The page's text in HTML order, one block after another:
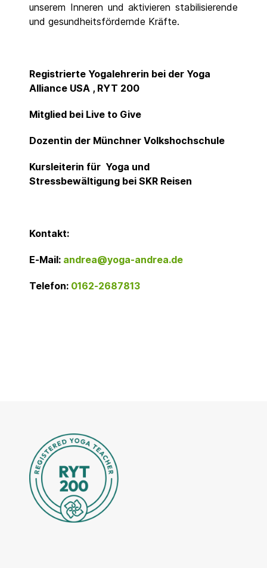
unserem Inneren und aktivieren stabilisierende
und gesundheitsfördernde Kräfte.
Registrierte Yogalehrerin bei der Yoga
Alliance USA , RYT 200
Mitglied bei Live to Give
Dozentin der Münchner Volkshochschule
Kursleiterin für Yoga und
Stressbewältigung bei SKR Reisen
Kontakt:
E-Mail: andrea@yoga-andrea.de
Telefon: 0162-2687813